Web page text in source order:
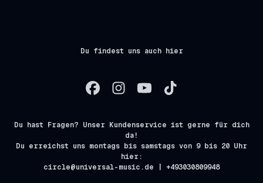
Du findest uns auch hier
Du hast Fragen? Unser Kundenservice ist gerne für dich
da!
Du erreichst uns montags bis samstags von 9 bis 20 Uhr
hier:
circle@universal-music.de | +493030809948